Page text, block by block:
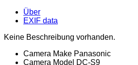
Über
EXIF data
Keine Beschreibung vorhanden.
Camera Make Panasonic
Camera Model DC-S9